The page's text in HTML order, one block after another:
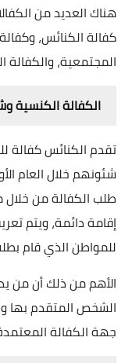
هناك العديد من
كفالة الكنائس،
المجتمعية، والكفالة
الكفالة الكنسية
تقدم الكنائس كفالة
شئونهم خلال العام
طلب الكفالة من
إقامة دائمة، ويتم
للمواطن الذي قام
الأهم من ذلك أن من
الشخص المتقدم بها
جهة الكفالة